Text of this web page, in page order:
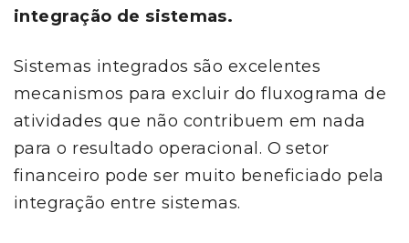
integração de sistemas.
Sistemas integrados são excelentes
mecanismos para excluir do fluxograma de
atividades que não contribuem em nada
para o resultado operacional. O setor
financeiro pode ser muito beneficiado pela
integração entre sistemas.